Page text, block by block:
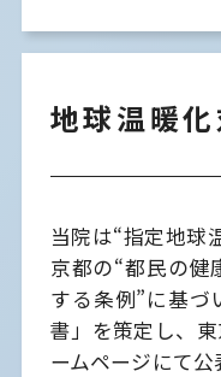
地球温暖
当院は“指定地球
京都の“都民の健
する条例”に基づ
書」を策定し、
ームページにて公